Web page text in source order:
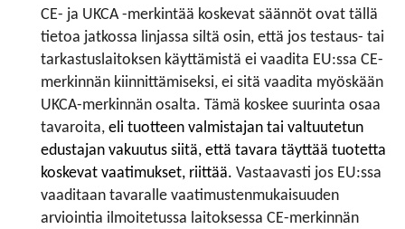
CE- ja UKCA -merkintää koskevat säännöt ovat tällä
tietoa jatkossa linjassa siltä osin, että jos testaus- tai
tarkastuslaitoksen käyttämistä ei vaadita EU:ssa CE-
merkinnän kiinnittämiseksi, ei sitä vaadita myöskään
UKCA-merkinnän osalta. Tämä koskee suurinta osaa
tavaroita, eli tuotteen valmistajan tai valtuutetun
edustajan vakuutus siitä, että tavara täyttää tuotetta
koskevat vaatimukset, riittää. Vastaavasti jos EU:ssa
vaaditaan tavaralle vaatimustenmukaisuuden
arviointia ilmoitetussa laitoksessa CE-merkinnän